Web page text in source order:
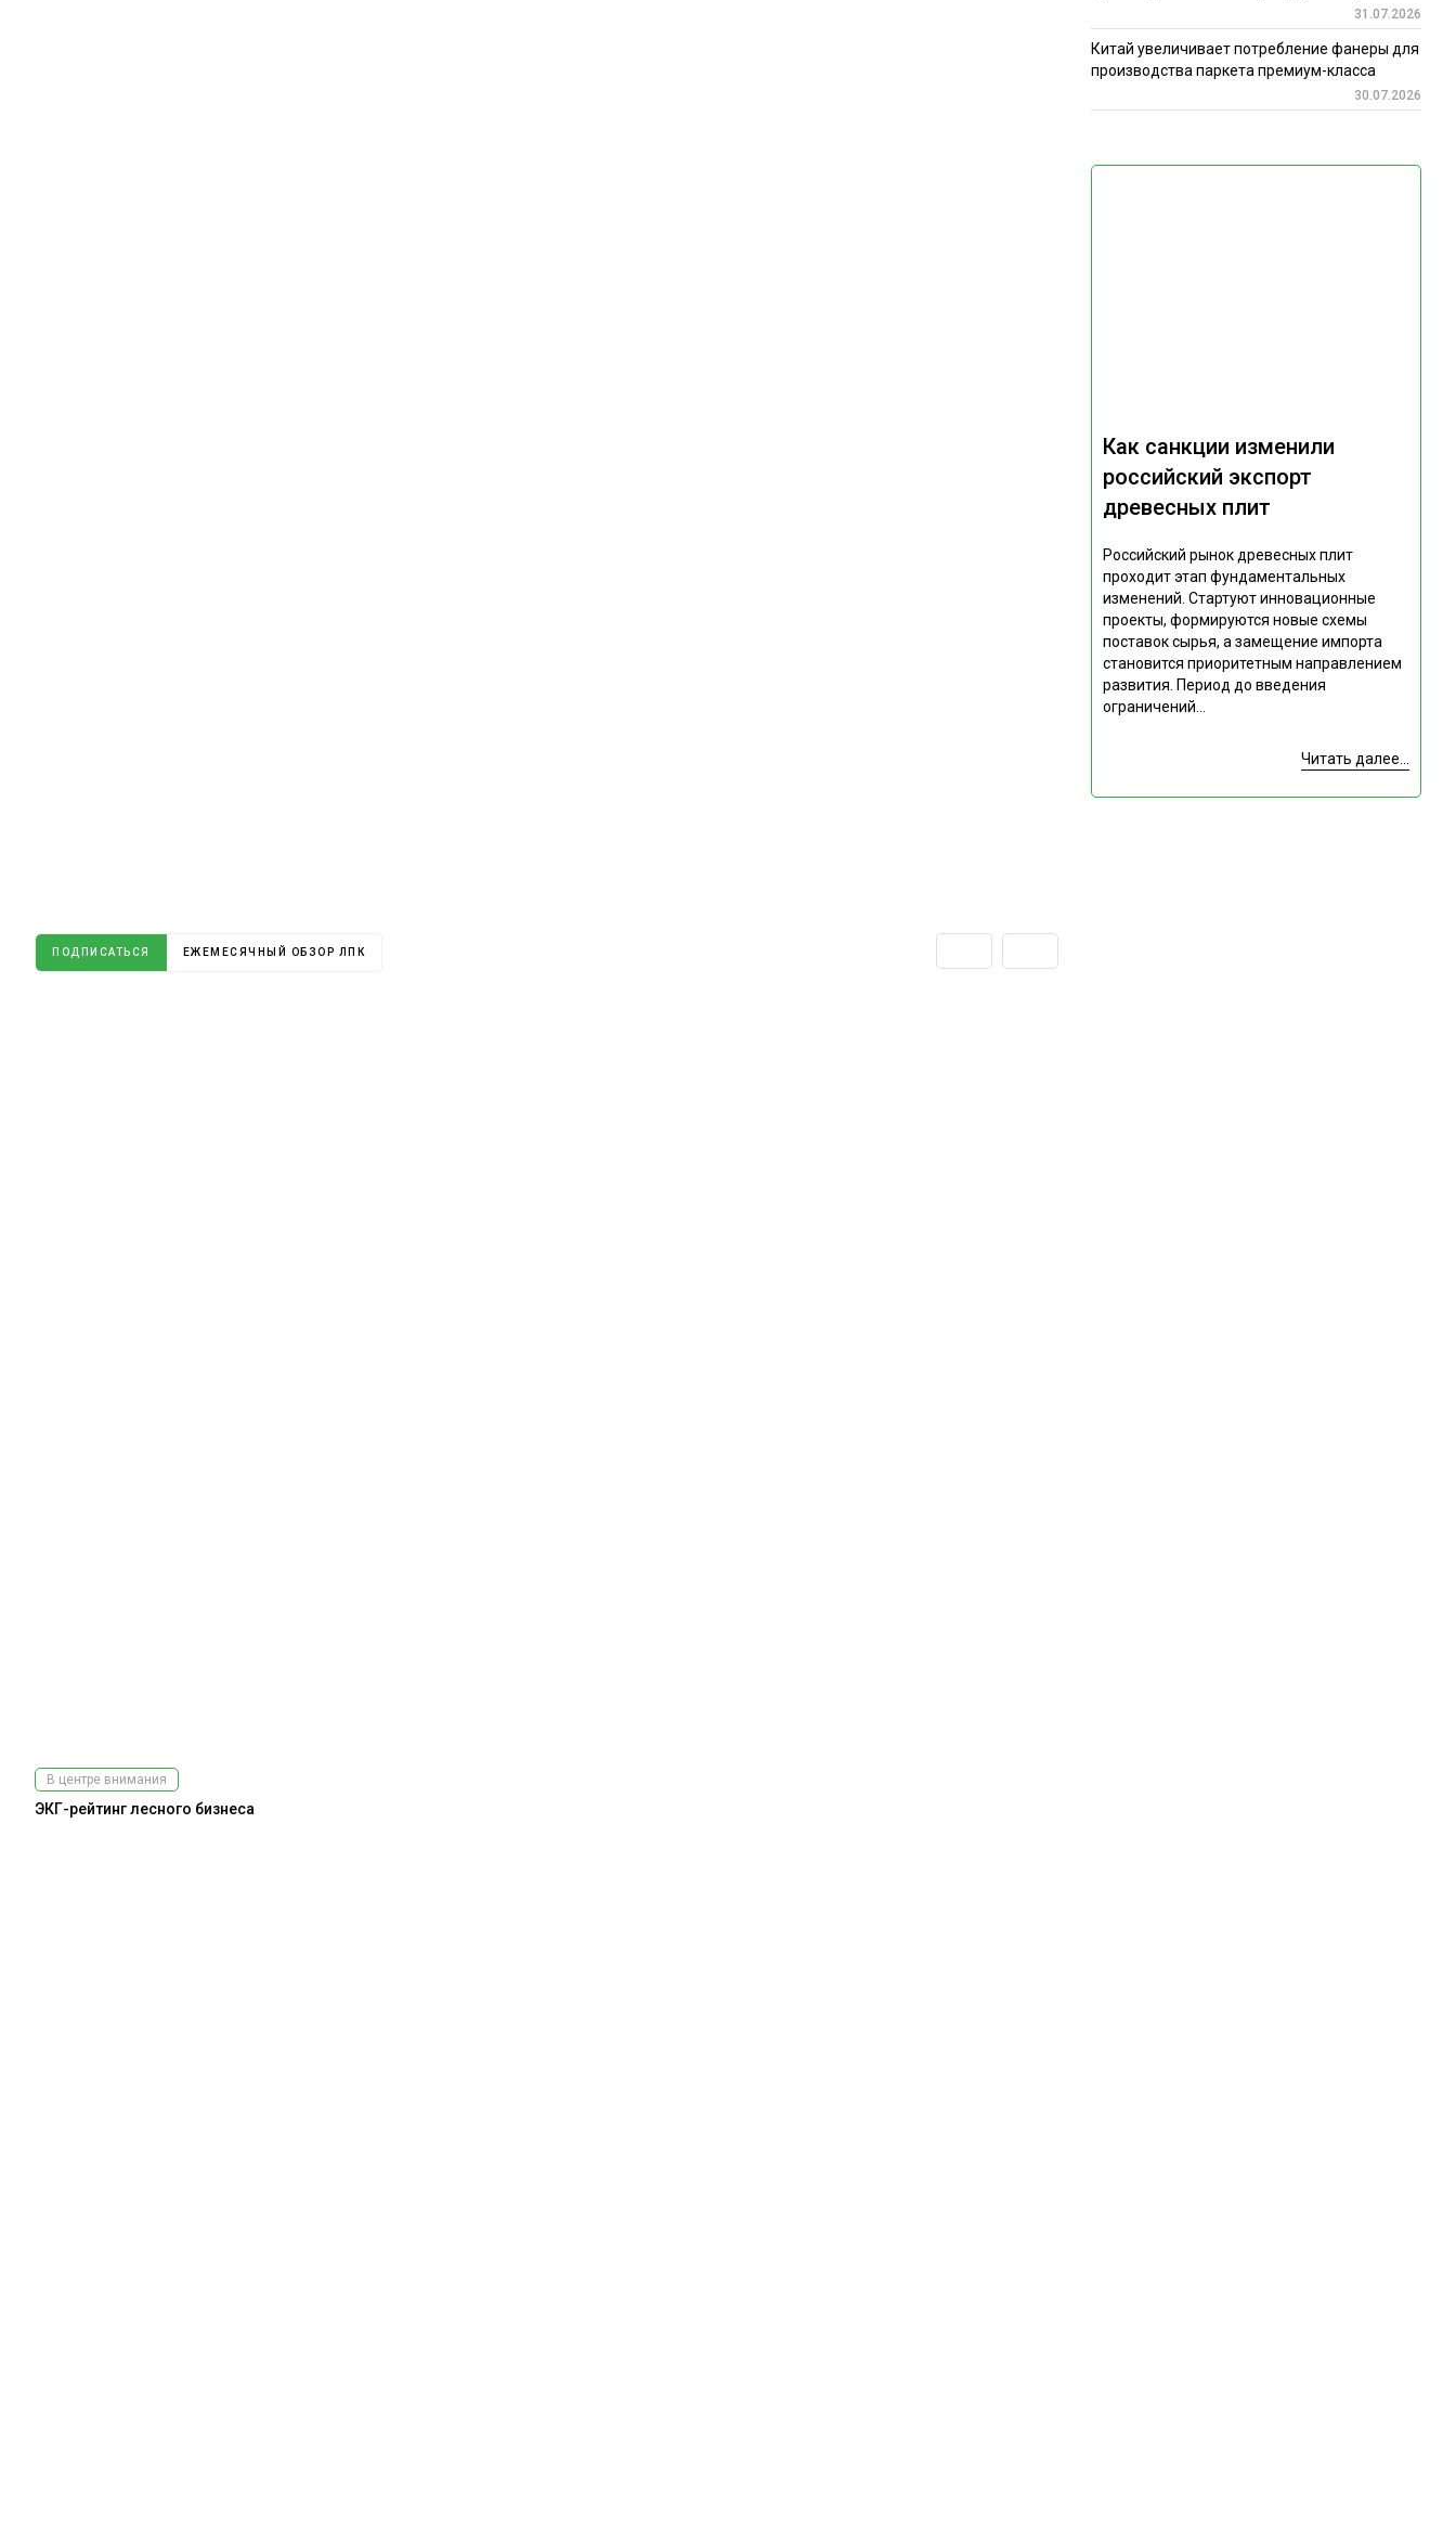
Как санкции изменили
российский экспорт
древесных плит
Российский рынок древесных плит
проходит этап фундаментальных
изменений. Стартуют инновационные
проекты, формируются новые схемы
поставок сырья, а замещение импорта
становится приоритетным направлением
развития. Период до введения
ограничений...
Читать далее...
ПОДПИСАТЬСЯ ЕЖЕМЕСЯЧНЫЙ ОБЗОР ЛПК
В центре внимания
ЭКГ-рейтинг лесного бизнеса
31.07.2026
Китай увеличивает потребление фанеры для
производства паркета премиум-класса
30.07.2026